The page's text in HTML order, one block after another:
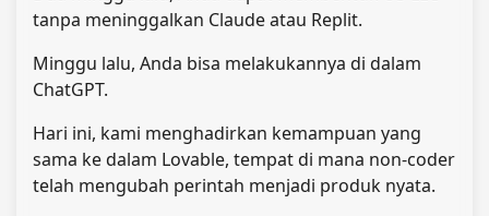
tanpa meninggalkan Claude atau Replit.
Minggu lalu, Anda bisa melakukannya di dalam
ChatGPT.
Hari ini, kami menghadirkan kemampuan yang
sama ke dalam Lovable, tempat di mana non-coder
telah mengubah perintah menjadi produk nyata.